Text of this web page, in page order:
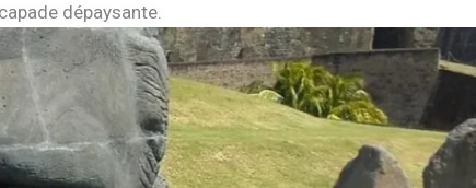
dépaysante.